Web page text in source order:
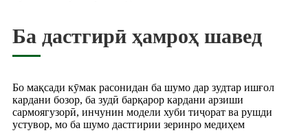
Ба дастгирӣ ҳамроҳ шавед
Бо мақсади кӯмак расонидан ба шумо дар зудтар ишғол
кардани бозор, ба зудӣ барқарор кардани арзиши
сармоягузорӣ, инчунин модели хуби тиҷорат ва рушди
устувор, мо ба шумо дастгирии зеринро медиҳем